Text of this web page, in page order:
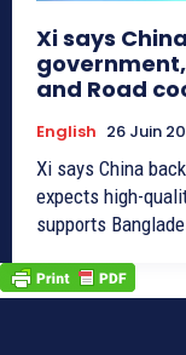
Xi says
and Road
English 26 Juin
Xi says China
expects high-quality
supports